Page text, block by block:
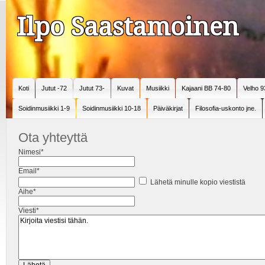
Ilpo Saastamoinen
Koti Jutut -72 Jutut 73- Kuvat Musiikki Kajaani BB 74-80 Velho
Soidinmusiikki 1-9 Soidinmusiikki 10-18 Päiväkirjat Filosofia-uskonto jne.
Ota yhteyttä
Nimesi*
Email*
Lähetä minulle kopio viestistä
Aihe*
Viesti*